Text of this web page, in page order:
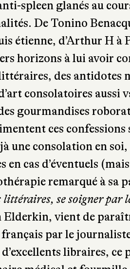
impertinence,
et ses remèdes
spleen glanés au
De Tonino
étienne, d’Arthur H
horizons à lui avoir
des antidotes
consolatoires aussi
gourmandises
ces
une consolation en
en cas d’éventuels
remarqué à sa
littéraires, se soigner par
Elderkin, vient de